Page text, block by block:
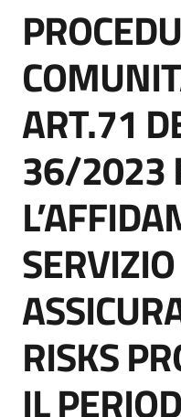
acquisto
Supporto
Piattaforme
telematiche
English
site
Salta al contenuto
ART.71
36/2023
SERVIZIO
RISKS
IL